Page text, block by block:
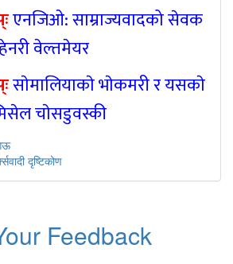
एनजिओ: साम्राज्यवादको सेवक
वेल्तमेयर
साेमालियाकाे भाेकमरी र यसकाे
चाेसडुवस्की
दृष्टिकोण
Feedback